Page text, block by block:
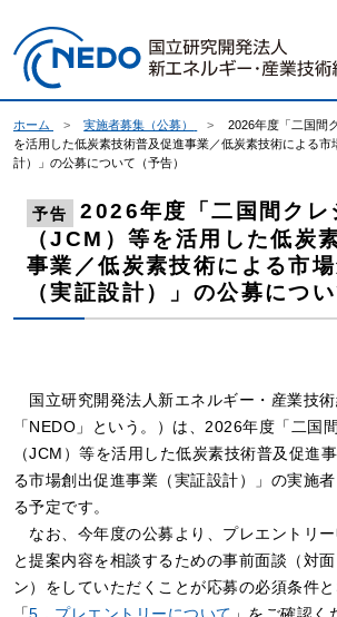
ホーム 実施者募集（公募）
2026年度「二国間
を活用した低炭素技術普及促進事業／低炭素技術による市
計）」の公募について（予告）
予告
2026年度「二国間クレ
（JCM）等を活用した低炭
事業／低炭素技術による市
（実証設計）」の公募につ
国立研究開発法人新エネルギー・産業技
「NEDO」という。）は、2026年度「二国
（JCM）等を活用した低炭素技術普及促進
る市場創出促進事業（実証設計）」の実施
る予定です。
なお、今年度の公募より、プレエントリ
と提案内容を相談するための事前面談（対
ン）をしていただくことが応募の必須条件